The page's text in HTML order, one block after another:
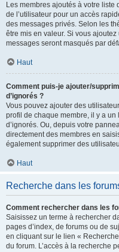
Les membres ajoutés à votre liste
de l’utilisateur pour un accès
des messages privés. Selon les
être mis en valeur. Si vous
messages seront masqués par
Haut
Comment puis-je ajouter/
d’ignorés ?
Vous pouvez ajouter des
profil de chaque membre, il y a un
d’ignorés. Ou, depuis votre
directement des membres en
également supprimer des
Haut
Recherche dans les
Comment rechercher dans les
Saisissez un terme à rechercher
pages d’index, de forums ou de
en cliquant sur le lien «
du forum. L’accès à la recherche